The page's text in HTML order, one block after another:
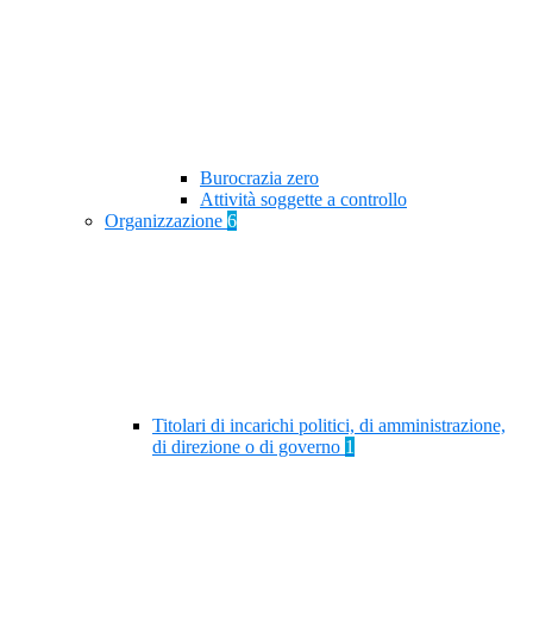
Burocrazia zero
Attività soggette a controllo
Organizzazione 6
Titolari di incarichi politici, di amministrazione,
di direzione o di governo 1